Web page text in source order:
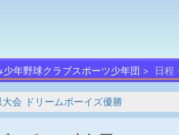
少年野球クラブスポーツ少年団 日程
会 ドリームボーイズ優勝